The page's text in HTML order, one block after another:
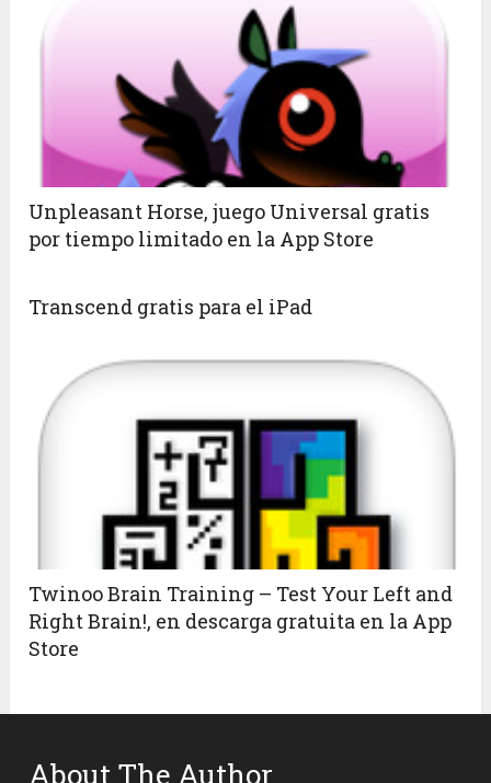
Unpleasant Horse, juego Universal gratis
por tiempo limitado en la App Store
Transcend gratis para el iPad
Twinoo Brain Training – Test Your Left and
Right Brain!, en descarga gratuita en la App
Store
About The Author